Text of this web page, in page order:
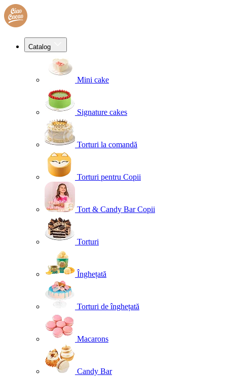
Catalog
Mini cake
Signature cakes
Torturi la comandă
Torturi pentru Copii
Tort & Candy Bar Copii
Torturi
Înghețată
Torturi de înghețată
Macarons
Candy Bar